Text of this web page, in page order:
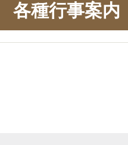
各種行事案内